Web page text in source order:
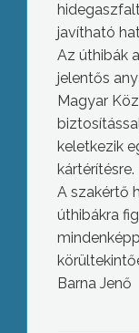
javítható
Az úthibák
jelentős
Magyar
keletkezik
kártérítésre.
A szakértő
úthibákra
Barna Jenő